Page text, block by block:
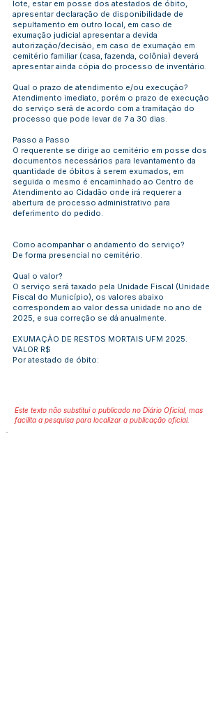
lote, estar em posse dos atestados de óbito,
apresentar declaração de disponibilidade de
sepultamento em outro local, em caso de
exumação judicial apresentar a devida
autorização/decisão, em caso de exumação em
cemitério familiar (casa, fazenda, colônia) deverá
apresentar ainda cópia do processo de inventário.
Qual o prazo de atendimento e/ou execução?
Atendimento imediato, porém o prazo de execução
do serviço será de acordo com a tramitação do
processo que pode levar de 7 a 30 dias.
Passo a Passo
O requerente se dirige ao cemitério em posse dos
documentos necessários para levantamento da
quantidade de óbitos à serem exumados, em
seguida o mesmo é encaminhado ao Centro de
Atendimento ao Cidadão onde irá requerer a
abertura de processo administrativo para
deferimento do pedido.
Como acompanhar o andamento do serviço?
De forma presencial no cemitério.
Qual o valor?
O serviço será taxado pela Unidade Fiscal (Unidade
Fiscal do Município), os valores abaixo
correspondem ao valor dessa unidade no ano de
2025, e sua correção se dá anualmente.
EXUMAÇÃO DE RESTOS MORTAIS UFM 2025.
VALOR R$
Por atestado de óbito:
Este texto não substitui o publicado no Diário Oficial, mas
facilita a pesquisa para localizar a publicação oficial.